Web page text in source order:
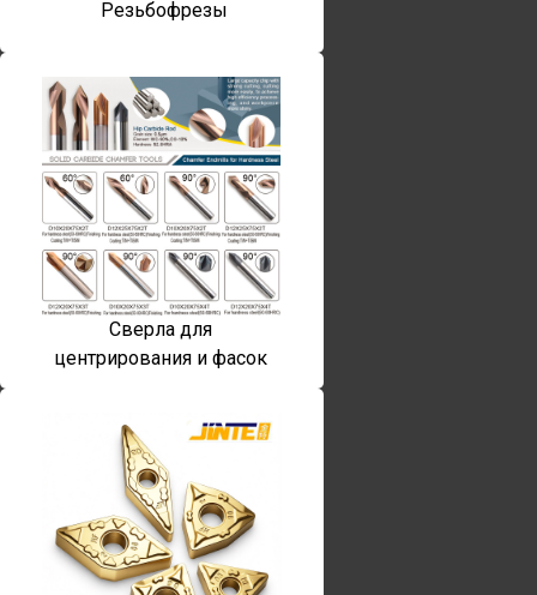
Резьбофрезы
Сверла для
центрирования и фасок